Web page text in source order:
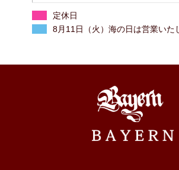
定休日
8月11日（火）海の日は営業いた